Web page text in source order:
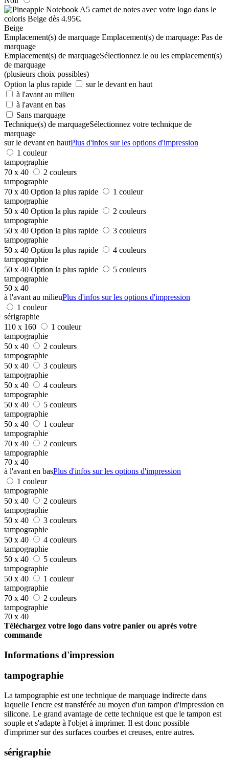
Beige
Emplacement(s) de marquage Emplacement(s) de marquage: Pas de
marquage
Emplacement(s) de marquageSélectionnez le ou les emplacement(s)
de marquage
(plusieurs choix possibles)
Option la plus rapide
sur le devant en haut
à l'avant au milieu
à l'avant en bas
Sans marquage
Technique(s) de marquageSélectionnez votre technique de
marquage
sur le devant en hautPlus d'infos sur les options d'impression
1 couleur
tampographie
70 x 40
2 couleurs
tampographie
70 x 40 Option la plus rapide
1 couleur
tampographie
50 x 40 Option la plus rapide
2 couleurs
tampographie
50 x 40 Option la plus rapide
3 couleurs
tampographie
50 x 40 Option la plus rapide
4 couleurs
tampographie
50 x 40 Option la plus rapide
5 couleurs
tampographie
50 x 40
à l'avant au milieuPlus d'infos sur les options d'impression
1 couleur
sérigraphie
110 x 160
1 couleur
tampographie
50 x 40
2 couleurs
tampographie
50 x 40
3 couleurs
tampographie
50 x 40
4 couleurs
tampographie
50 x 40
5 couleurs
tampographie
50 x 40
1 couleur
tampographie
70 x 40
2 couleurs
tampographie
70 x 40
à l'avant en basPlus d'infos sur les options d'impression
1 couleur
tampographie
50 x 40
2 couleurs
tampographie
50 x 40
3 couleurs
tampographie
50 x 40
4 couleurs
tampographie
50 x 40
5 couleurs
tampographie
50 x 40
1 couleur
tampographie
70 x 40
2 couleurs
tampographie
70 x 40
Téléchargez votre logo dans votre panier ou après votre
commande
Informations d'impression
tampographie
La tampographie est une technique de marquage indirecte dans
laquelle l'encre est transférée au moyen d'un tampon d'impression en
silicone. Le grand avantage de cette technique est que le tampon est
souple et s'adapte à l'objet à imprimer. Il est donc possible
d'imprimer sur des surfaces courbes et creuses, entre autres.
sérigraphie